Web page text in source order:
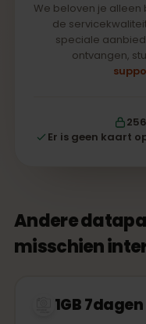
We beloven je
de
speciale
ontvangen,
Er is geen kaart
Andere
misschien
1GB 7dagen